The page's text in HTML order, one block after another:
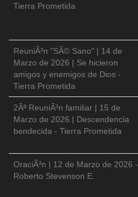
Tierra Prometida
ReuniÃ³n "SÃ© Sano" | 14 de
Marzo de 2026 | Se hicieron
amigos y enemigos de Dios -
Tierra Prometida
2Âª ReuniÃ³n familiar | 15 de
Marzo de 2026 | Descendencia
bendecida - Tierra Prometida
OraciÃ³n | 12 de Marzo de 2026 -
Roberto Stevenson E.